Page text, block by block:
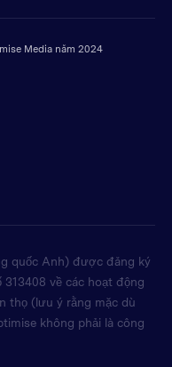
Media năm 2024
quốc Anh) được đăng ký
về các hoạt động
thọ (lưu ý rằng mặc dù
không phải là công